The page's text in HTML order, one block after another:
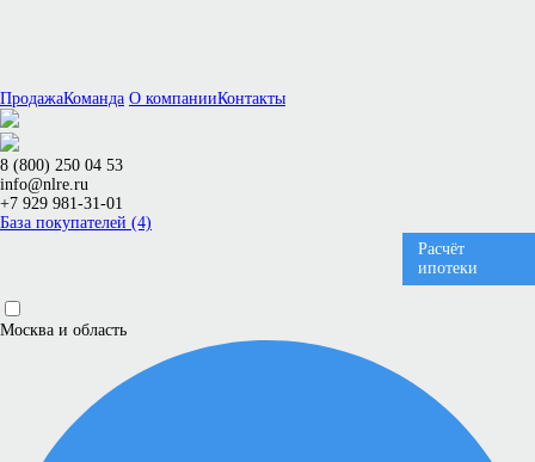
ПродажаКоманда О компанииКонтакты
8 (800) 250 04 53
info@nlre.ru
+7 929 981-31-01
База покупателей (4)
Расчёт
ипотеки
Москва и область